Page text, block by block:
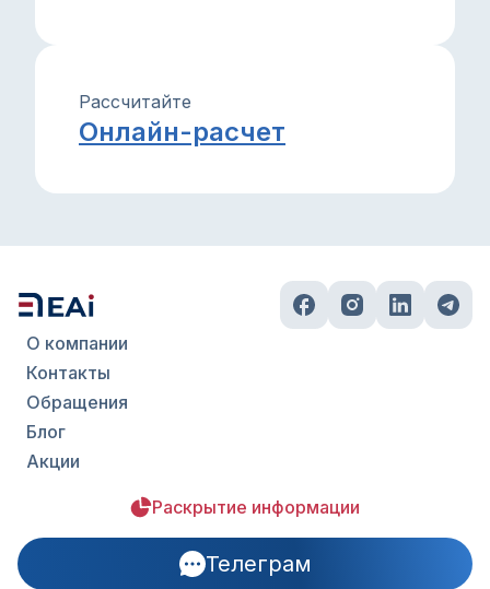
Рассчитайте
Онлайн-расчет
О компании
Контакты
Обращения
Блог
Акции
Раскрытие информации
Телеграм